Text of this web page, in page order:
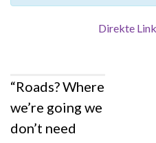
Direkte
“Roads? Where
we’re going we
don’t need